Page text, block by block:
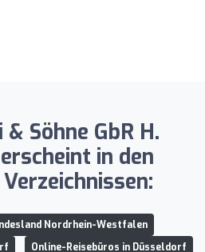
Söhne GbR H.
in den
Nordrhein-Westfalen
Online-Reisebüros in Düsseldorf